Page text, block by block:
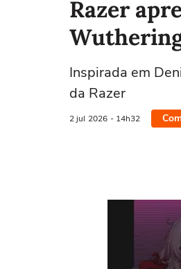
Razer
Inspirada em
da Razer
2 jul 2026 - 14h32